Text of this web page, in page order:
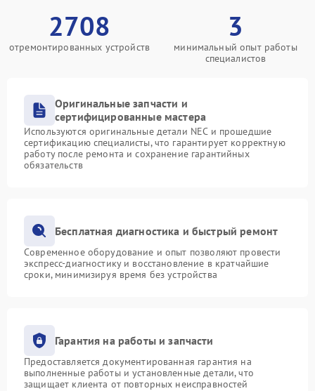
2708
отремонтированных устройств
3
минимальный опыт работы
специалистов
Оригинальные запчасти и
сертифицированные мастера
Используются оригинальные детали NEC и прошедшие
сертификацию специалисты, что гарантирует корректную
работу после ремонта и сохранение гарантийных
обязательств
Бесплатная диагностика и быстрый ремонт
Современное оборудование и опыт позволяют провести
экспресс-диагностику и восстановление в кратчайшие
сроки, минимизируя время без устройства
Гарантия на работы и запчасти
Предоставляется документированная гарантия на
выполненные работы и установленные детали, что
защищает клиента от повторных неисправностей